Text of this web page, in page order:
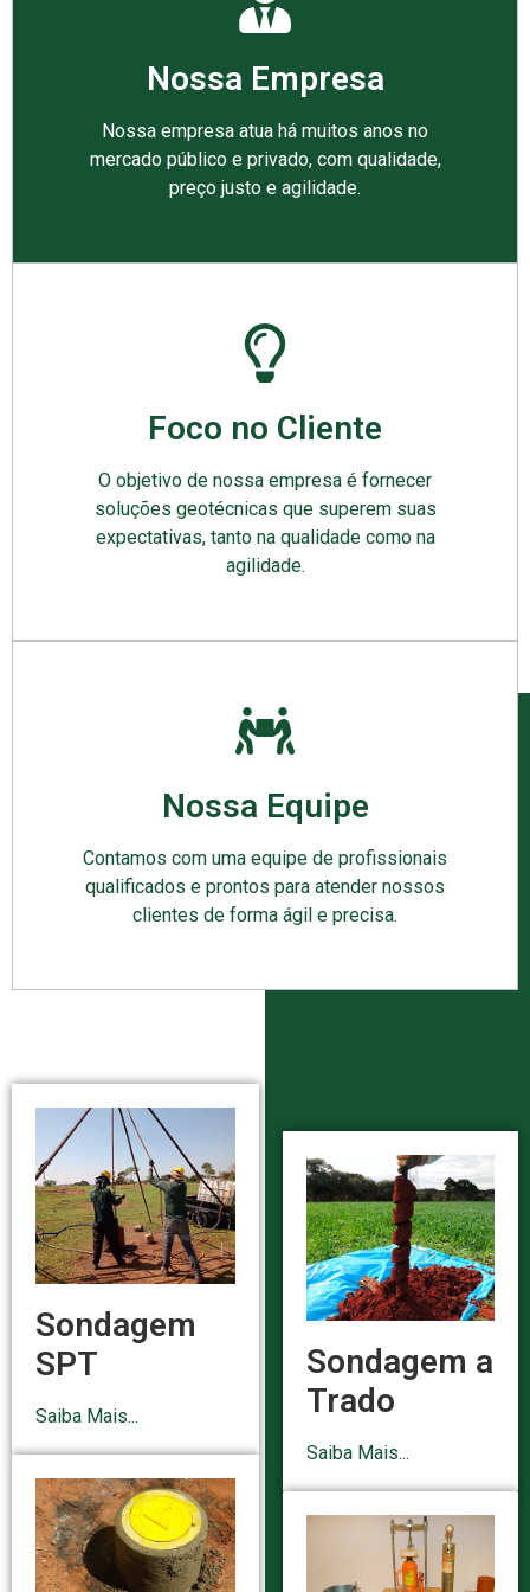
Nossa Empresa
Nossa empresa atua há muitos anos no
mercado público e privado, com qualidade,
preço justo e agilidade.
Foco no Cliente
O objetivo de nossa empresa é fornecer
soluções geotécnicas que superem suas
expectativas, tanto na qualidade como na
agilidade.
Nossa Equipe
Contamos com uma equipe de profissionais
qualificados e prontos para atender nossos
clientes de forma ágil e precisa.
Sondagem
SPT
Saiba Mais...
Sondagem a
Trado
Saiba Mais...